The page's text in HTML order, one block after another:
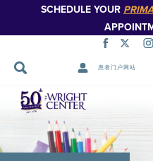
SCHEDULE YOUR
患者门户网站
跳
过